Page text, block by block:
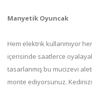
Manyetik Oyuncak
Hem elektrik kullanmıyor
içerisinde saatlerce
tasarlanmış bu mucizevi
monte ediyorsunuz.